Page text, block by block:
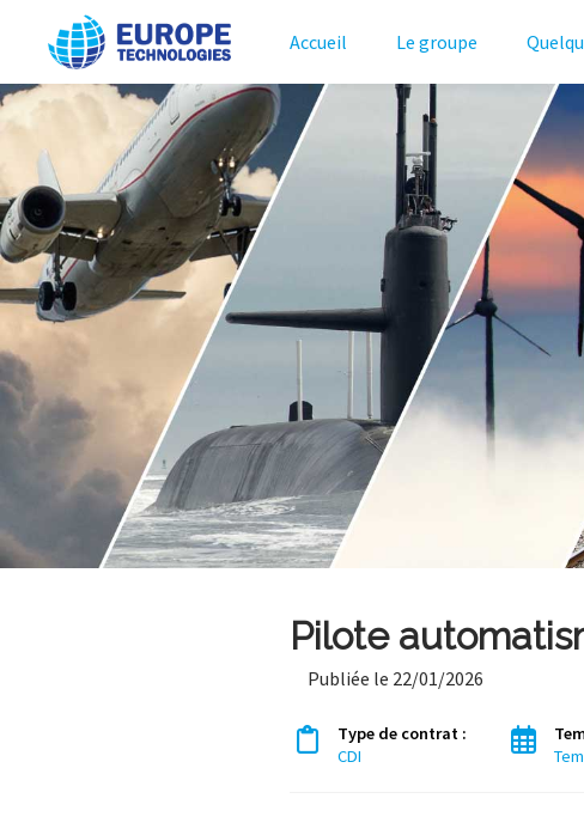
Accueil Le groupe
Pilote
Publiée le 22/01/2026
Type de contrat :
CDI